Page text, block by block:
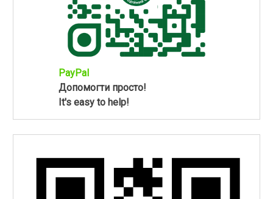
PayPal
Допомогти просто!
It's easy to help!